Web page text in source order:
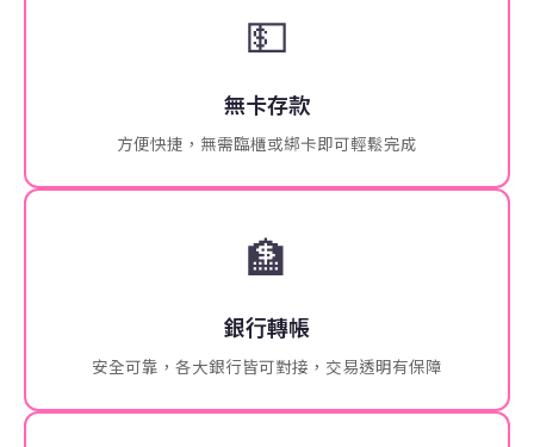
💵
無卡存款
方便快捷，無需臨櫃或綁卡即可輕鬆完成
🏦
銀行轉帳
安全可靠，各大銀行皆可對接，交易透明有保障